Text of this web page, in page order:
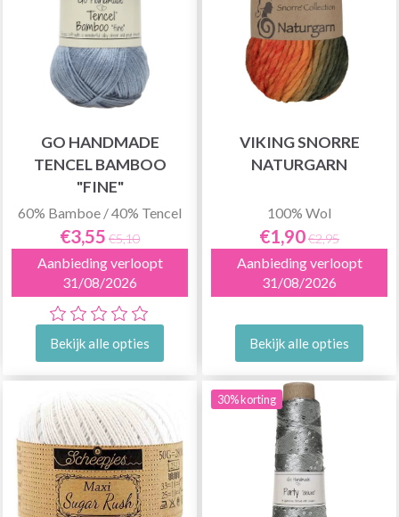
GO HANDMADE
TENCEL BAMBOO
"FINE"
60% Bamboe / 40% Tencel
€3,55 €5,10
Aanbieding verloopt
31/08/2026
Bekijk alle opties
VIKING SNORRE
NATURGARN
100% Wol
€1,90€2,95
Aanbieding verloopt
31/08/2026
Bekijk alle opties
30% korting